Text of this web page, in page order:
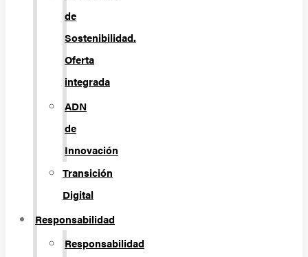
de
Sostenibilidad.
Oferta
integrada
ADN
de
Innovación
Transición
Digital
Responsabilidad
Responsabilidad